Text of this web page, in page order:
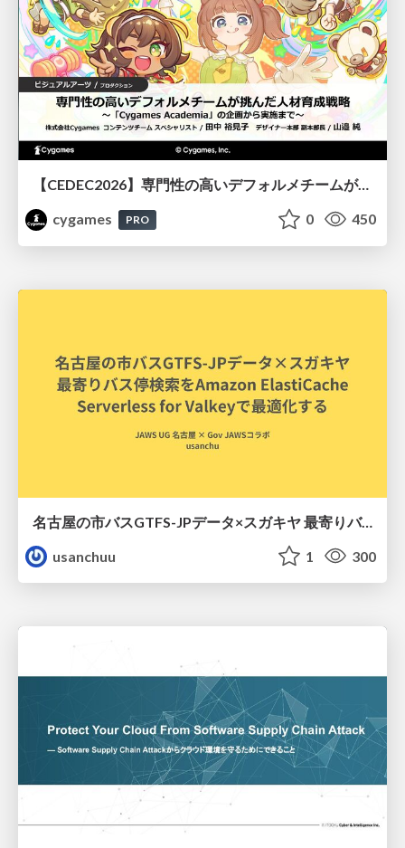
【CEDEC2026】専門性の高いデフォルメチームが挑んだ人材育成戦略 〜Cygames Academiaの企画から実施まで〜
cygames
PRO 0 450
名古屋の市バスGTFS-JPデータ×スガキヤ 最寄りバス停検索をAmazon ElastiCache Serverless for Valkeyで最適化する
usanchuu
1 300